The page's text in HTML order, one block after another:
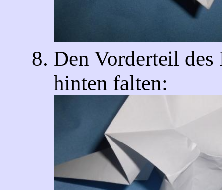
Den Vorderteil des
hinten falten: